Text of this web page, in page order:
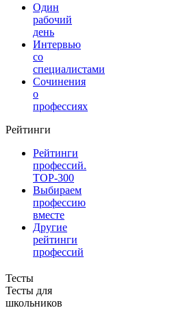
Один
рабочий
день
Интервью
со
специалистами
Сочинения
о
профессиях
Рейтинги
Рейтинги
профессий.
TOP-300
Выбираем
профессию
вместе
Другие
рейтинги
профессий
Тесты
Тесты для
школьников